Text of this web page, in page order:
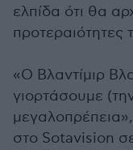
ελπίδα ότι θα
προτεραιότητες
«Ο Βλαντίμιρ
γιορτάσουμε
στο Sotavision